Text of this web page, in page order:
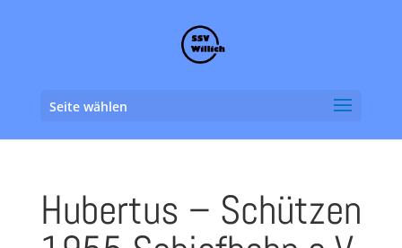
Seite wählen
Hubertus – Schützen